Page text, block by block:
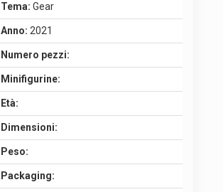
Tema: Gear
Anno: 2021
Numero pezzi:
Minifigurine:
Età:
Dimensioni:
Peso:
Packaging: